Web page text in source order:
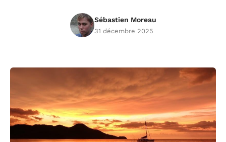
Sébastien Moreau
31 décembre 2025